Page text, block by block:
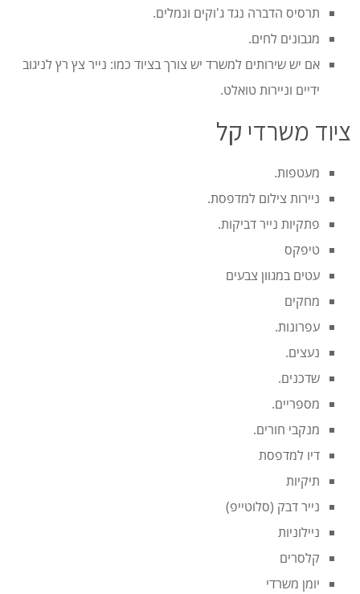
תרסיס הדברה נגד ג'וקים ונמלים.
מגבונים לחים.
אם יש שירותים למשרד יש צורך בציוד כמו: נייר צץ רץ לניגוב
ידיים וניירות טואלט.
ציוד משרדי קל
מעטפות.
ניירות צילום למדפסת.
פתקיות נייר דביקות.
טיפקס
עטים במגוון צבעים
מחקים
עפרונות.
נעצים.
שדכנים.
מספריים.
מנקבי חורים.
דיו למדפסת
תיקיות
נייר דבק (סלוטייפ)
ניילוניות
קלסרים
יומן משרדי